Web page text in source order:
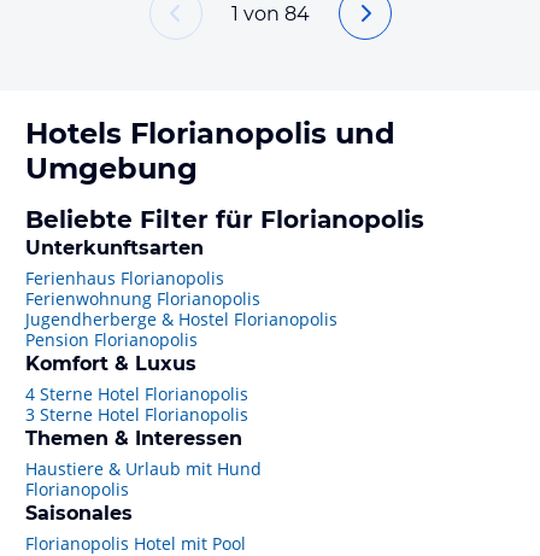
1 von 84
Hotels Florianopolis und
Umgebung
Beliebte Filter für Florianopolis
Unterkunftsarten
Ferienhaus Florianopolis
Ferienwohnung Florianopolis
Jugendherberge & Hostel Florianopolis
Pension Florianopolis
Komfort & Luxus
4 Sterne Hotel Florianopolis
3 Sterne Hotel Florianopolis
Themen & Interessen
Haustiere & Urlaub mit Hund
Florianopolis
Saisonales
Florianopolis Hotel mit Pool